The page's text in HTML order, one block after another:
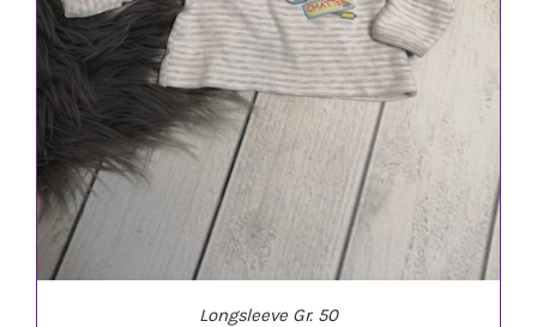
Longsleeve Gr. 50